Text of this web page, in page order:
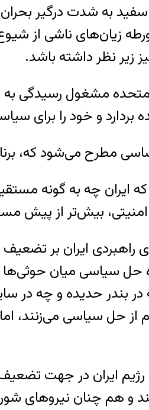
به شدت درگیر
زیان‌های ناشی از
زیر نظر داشته باشد.
مشغول رسیدگی به
و خود را برای
مطرح می‌شود که،
ایران چه به گونه
امنیتی، بیش‌تر از پیش
ایران بر
حل سیاسی میان
بندر حدیده و چه در
از حل سیاسی می‌زنند،
رژیم ایران در جهت
هم چنان نیروهای شورای